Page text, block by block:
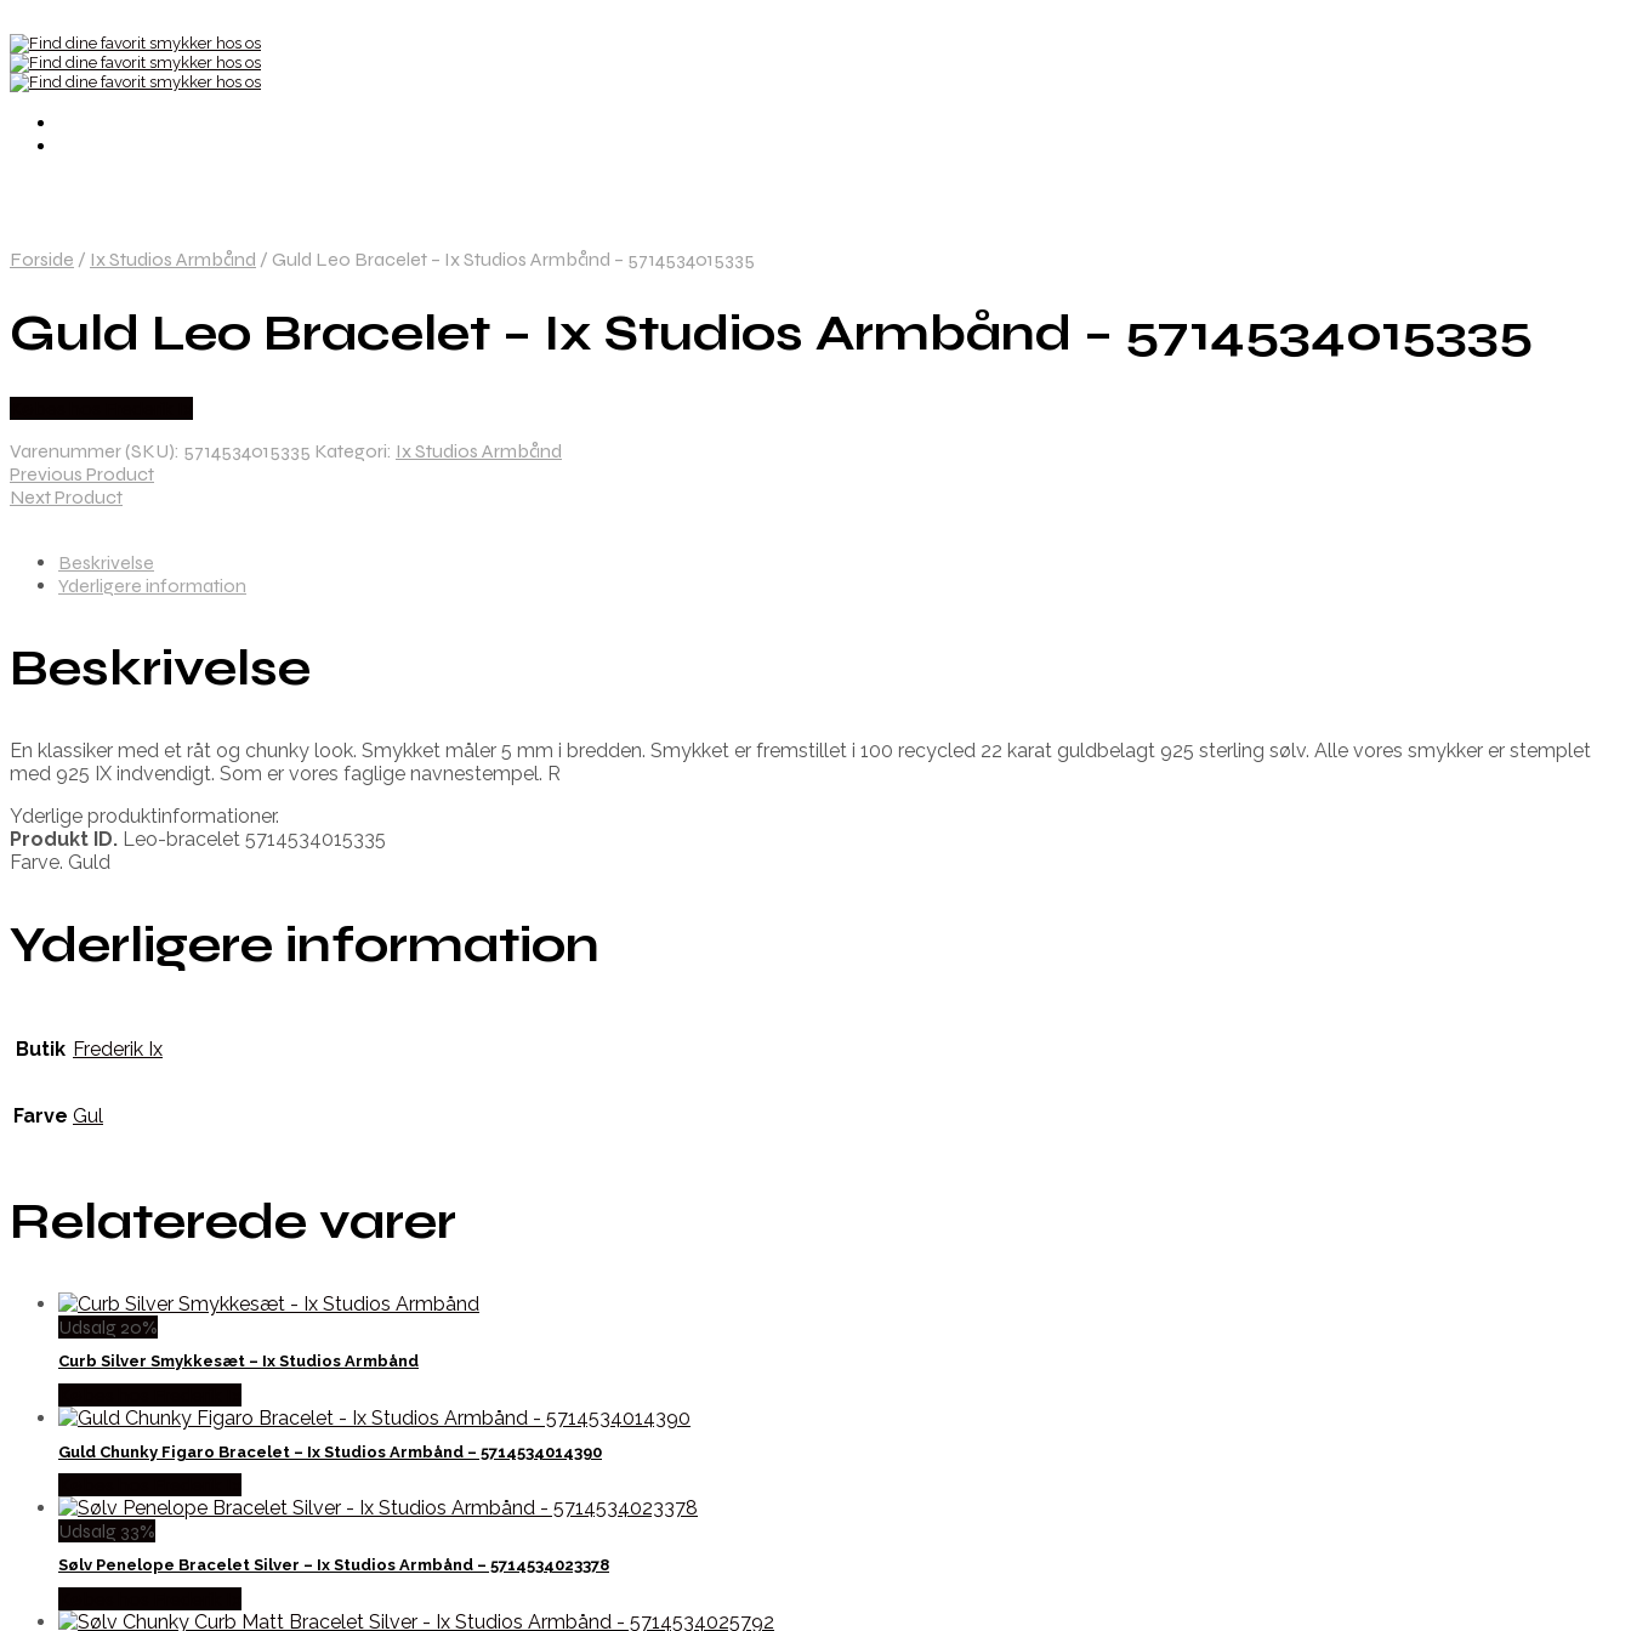
Forside / Ix Studios Armbånd / Guld Leo Bracelet – Ix Studios Armbånd – 5714534015335
Guld Leo Bracelet – Ix Studios Armbånd – 5714534015335
Varenummer (SKU): 5714534015335 Kategori: Ix Studios Armbånd
Previous Product
Next Product
Beskrivelse
Yderligere information
Beskrivelse
En klassiker med et råt og chunky look. Smykket måler 5 mm i bredden. Smykket er fremstillet i 100 recycled 22 karat guldbelagt 925 sterling sølv. Alle vores smykker er stemplet
med 925 IX indvendigt. Som er vores faglige navnestempel. R
Yderlige produktinformationer.
Produkt ID. Leo-bracelet 5714534015335
Farve. Guld
Yderligere information
Butik Frederik Ix
Farve Gul
Relaterede varer
Udsalg 20%
Curb Silver Smykkesæt – Ix Studios Armbånd
Guld Chunky Figaro Bracelet – Ix Studios Armbånd – 5714534014390
Udsalg 33%
Sølv Penelope Bracelet Silver – Ix Studios Armbånd – 5714534023378